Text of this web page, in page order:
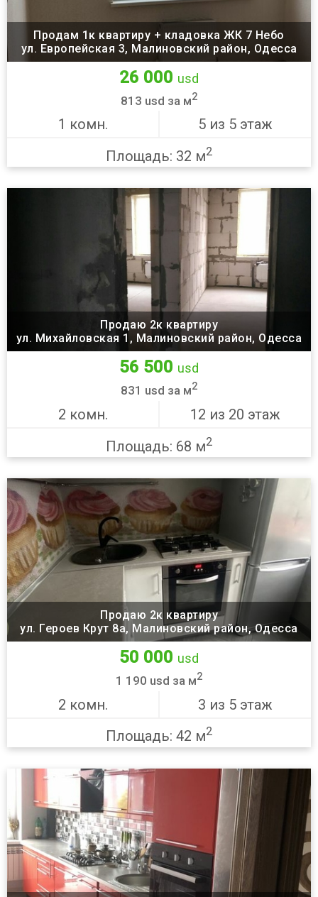
Продам 1к квартиру + кладовка ЖК 7 Небо
ул. Европейская 3, Малиновский район, Одесса
26 000 usd
813 usd за м2
1 комн.
5 из 5 этаж
Площадь: 32 м2
Продаю 2к квартиру
ул. Михайловская 1, Малиновский район, Одесса
56 500 usd
831 usd за м2
2 комн.
12 из 20 этаж
Площадь: 68 м2
Продаю 2к квартиру
ул. Героев Крут 8а, Малиновский район, Одесса
50 000 usd
1 190 usd за м2
2 комн.
3 из 5 этаж
Площадь: 42 м2